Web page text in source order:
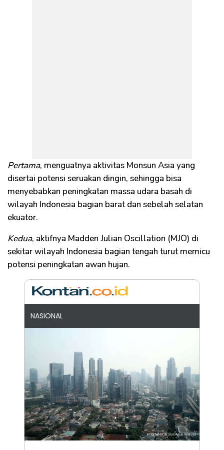
Pertama, menguatnya aktivitas Monsun Asia yang
disertai potensi seruakan dingin, sehingga bisa
menyebabkan peningkatan massa udara basah di
wilayah Indonesia bagian barat dan sebelah selatan
ekuator.
Kedua, aktifnya Madden Julian Oscillation (MJO) di
sekitar wilayah Indonesia bagian tengah turut memicu
potensi peningkatan awan hujan.
NASIONAL